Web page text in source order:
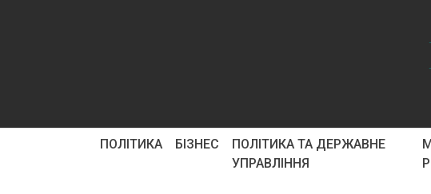
ПОЛІТИКА БІЗНЕС
ПОЛІТИКА ТА ДЕРЖАВНЕ
УПРАВЛІННЯ